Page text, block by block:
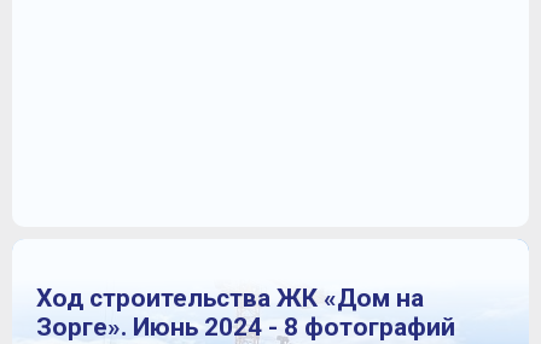
Ход строительства ЖК «Дом на
Зорге». Июнь 2024 - 8 фотографий